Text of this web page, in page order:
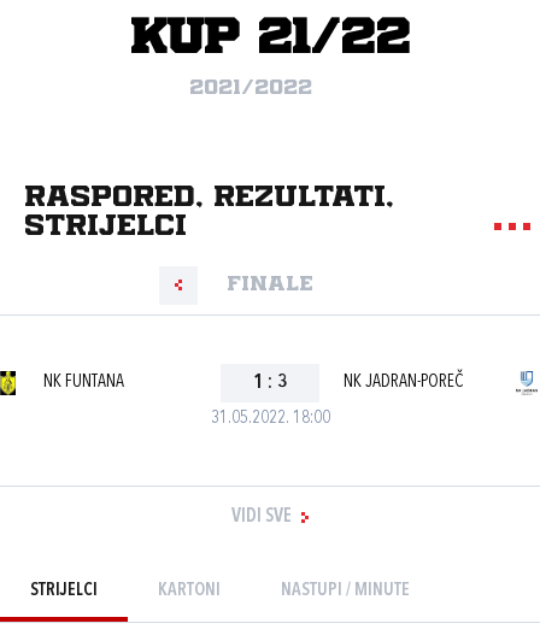
Kup 21/22
2021/2022
Raspored, rezultati,
strijelci
Finale
31.05.2022. 18:00
NK FUNTANA 1 : 3 NK JADRAN-POREČ
VIDI SVE
STRIJELCI KARTONI NASTUPI / MINUTE